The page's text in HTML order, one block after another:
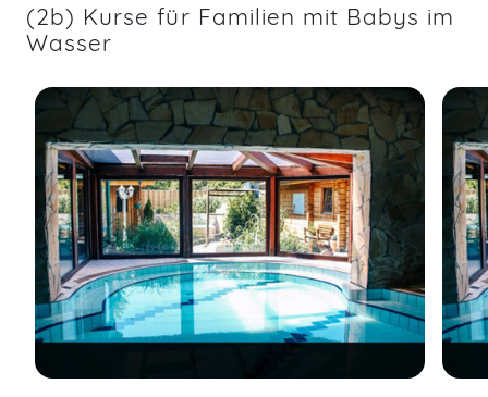
Danke für die schönen Stunden mit
Bewegungsspaß im Wasser. Uns hat es richtig
Christiane, Mar 24
(2b) Kurse für Familien mit Babys im
Wasser